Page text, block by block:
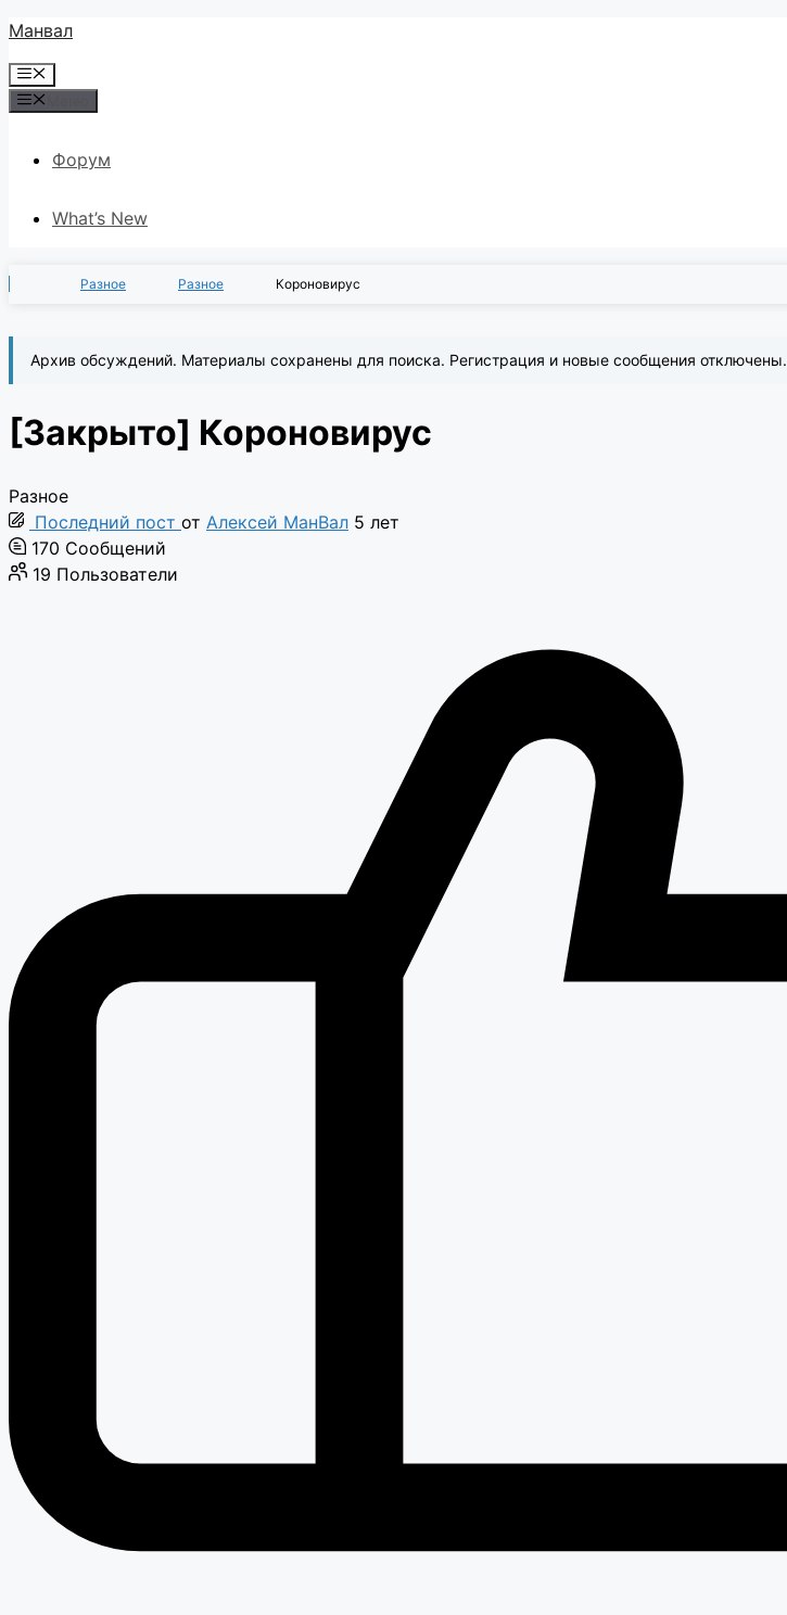
Перейти
содержимому
Манвал
Меню
Форум
What’s New
Разное Разное Короновирус
Архив обсуждений. Материалы сохранены для поиска. Регистрация и новые сообщения отключены.
[Закрыто] Короновирус
Разное
Последний пост от Алексей МанВал 5 лет
170 Сообщений
19 Пользователи